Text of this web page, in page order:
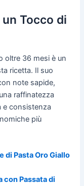
Tocco di
oltre 36 mesi è un
ricetta. Il suo
note sapide,
raffinatezza
e consistenza
più
di Pasta Oro Giallo
con Passata di